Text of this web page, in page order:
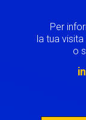
Per
la tua
o